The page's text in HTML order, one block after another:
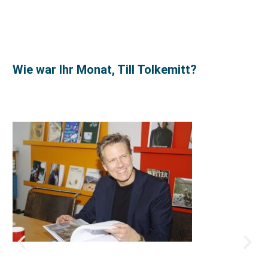
Wie war Ihr Monat, Till Tolkemitt?